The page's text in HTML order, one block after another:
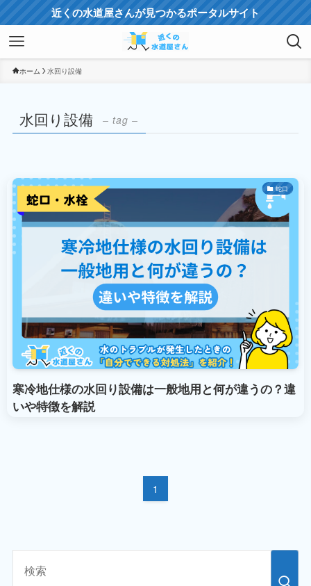
近くの水道屋さんが見つかるポータルサイト
ホーム 水回り設備
水回り設備 – tag –
蛇口
寒冷地仕様の水回り設備は一般地用と何が違うの？違
いや特徴を解説
1